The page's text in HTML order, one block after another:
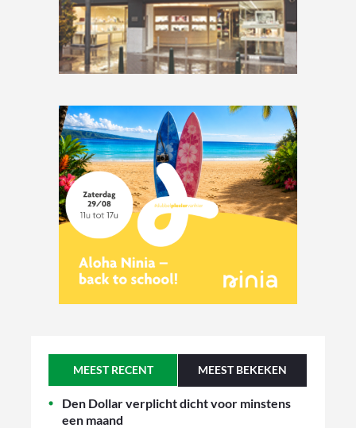
MEEST RECENT MEEST BEKEKEN
Den Dollar verplicht dicht voor minstens
een maand